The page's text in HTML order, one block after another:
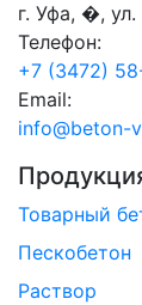
г. Уфа, �,
Телефон:
+7 (3472)
Email:
info@beton-
Товарный
Пескобетон
Раствор